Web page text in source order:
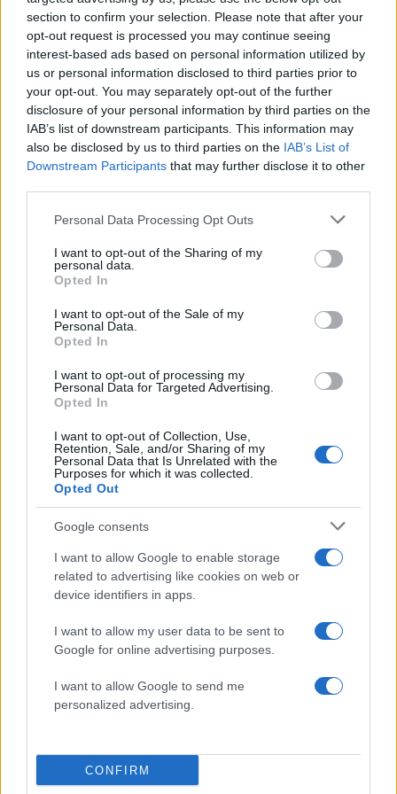
section to confirm your selection. Please note that after your
opt-out request is processed you may continue seeing
interest-based ads based on personal information utilized by
us or personal information disclosed to third parties prior to
your opt-out. You may separately opt-out of the further
disclosure of your personal information by third parties on the
IAB’s list of downstream participants. This information may
also be disclosed by us to third parties on the IAB’s List of
Downstream Participants that may further disclose it to other
Please note that this website/app uses one or more Google
not limited to your visit or usage behaviour. You may click to
grant or deny consent to Google and its third-party tags to
use your data for below specified purposes in below Google
consent section.
Personal Data Processing Opt Outs
I want to opt-out of the Sharing of my
personal data.
Opted In
I want to opt-out of the Sale of my
Personal Data.
Opted In
I want to opt-out of processing my
Personal Data for Targeted Advertising.
Opted In
I want to opt-out of Collection, Use,
Retention, Sale, and/or Sharing of my
Personal Data that Is Unrelated with the
Purposes for which it was collected.
Opted Out
Google consents
I want to allow Google to enable storage
related to advertising like cookies on web or
device identifiers in apps.
I want to allow my user data to be sent to
Google for online advertising purposes.
I want to allow Google to send me
personalized advertising.
CONFIRM
Υποστηρικτές του Κιλιτσντάρογλου / REUTERS /
Efekan Akyuz
Οι εξελίξεις θα κορυφωθούν στα τέλη Ιουλίου ή
τις αρχές Αυγούστου. Αν η πλευρά Οζέλ δεν
καταφέρει να επιβάλει τη διεξαγωγή έκτακτου
συνεδρίου στις 12 Ιουλίου, τότε η ίδρυση ή η
προσχώρηση σε ένα ήδη υπάρχον «εφεδρικό»
κόμμα θεωρείται από τους αναλυτές ως πολύ
πιθανή εξέλιξη.
Νέα δικαστικά μέτωπα και
σενάρια «άρσης ασυλίας»
Στο μεταξύ, σε μία νέα εξέλιξη του πολιτικού
δράματος που εκτυλίσσεται στην Τουρκία, η
Γενική Εισαγγελία Αττάλειας διαβίβασε στη
βουλευτών του CHP, στο πλαίσιο έρευνας για